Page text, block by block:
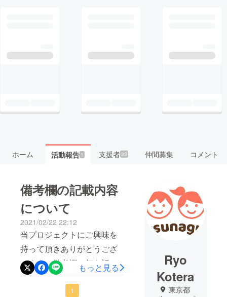
ホーム 活動報告1 支援者33 仲間募集 コメント
備考欄の記載内容
について
2021/02/22 22:12
当プロジェクトにご興味を
持って頂きありがとうござ
います。備考欄に何を記載
すればいいのか？について
質問を頂きましたので、こ
もっと見る
1
Ryo
Kotera
東京都